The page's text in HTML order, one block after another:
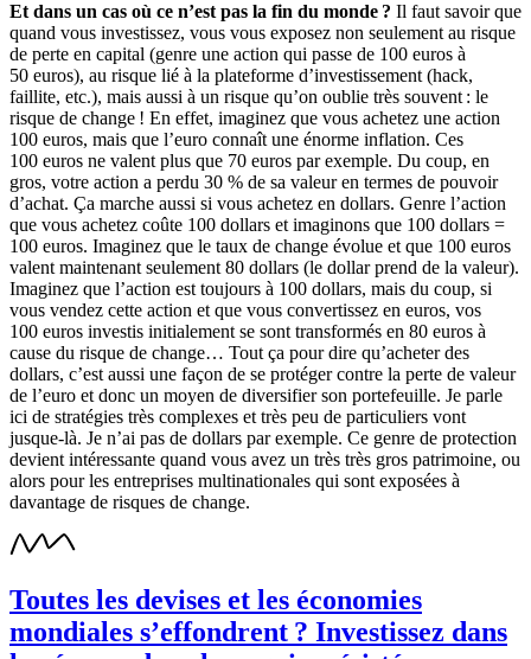
Et dans un cas où ce n’est pas la fin du monde ? Il faut savoir que
quand vous investissez, vous vous exposez non seulement au risque
de perte en capital (genre une action qui passe de 100 euros à
50 euros), au risque lié à la plateforme d’investissement (hack,
faillite, etc.), mais aussi à un risque qu’on oublie très souvent : le
risque de change ! En effet, imaginez que vous achetez une action
100 euros, mais que l’euro connaît une énorme inflation. Ces
100 euros ne valent plus que 70 euros par exemple. Du coup, en
gros, votre action a perdu 30 % de sa valeur en termes de pouvoir
d’achat. Ça marche aussi si vous achetez en dollars. Genre l’action
que vous achetez coûte 100 dollars et imaginons que 100 dollars =
100 euros. Imaginez que le taux de change évolue et que 100 euros
valent maintenant seulement 80 dollars (le dollar prend de la valeur).
Imaginez que l’action est toujours à 100 dollars, mais du coup, si
vous vendez cette action et que vous convertissez en euros, vos
100 euros investis initialement se sont transformés en 80 euros à
cause du risque de change… Tout ça pour dire qu’acheter des
dollars, c’est aussi une façon de se protéger contre la perte de valeur
de l’euro et donc un moyen de diversifier son portefeuille. Je parle
ici de stratégies très complexes et très peu de particuliers vont
jusque-là. Je n’ai pas de dollars par exemple. Ce genre de protection
devient intéressante quand vous avez un très très gros patrimoine, ou
alors pour les entreprises multinationales qui sont exposées à
davantage de risques de change.
Toutes les devises et les économies
mondiales s’effondrent ? Investissez dans